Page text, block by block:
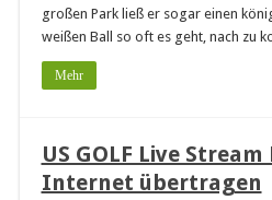
großen Park ließ er sogar einen
weißen Ball so oft es geht, nach zu
Mehr
US GOLF Live
Internet übertragen